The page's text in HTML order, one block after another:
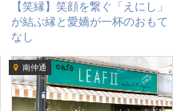
【笑縁】笑顔を繋ぐ「えにし」
が結ぶ縁と愛嬌が一杯のおもて
なし
南仲通